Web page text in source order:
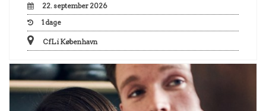
22. september 2026
1dage
CfL i København